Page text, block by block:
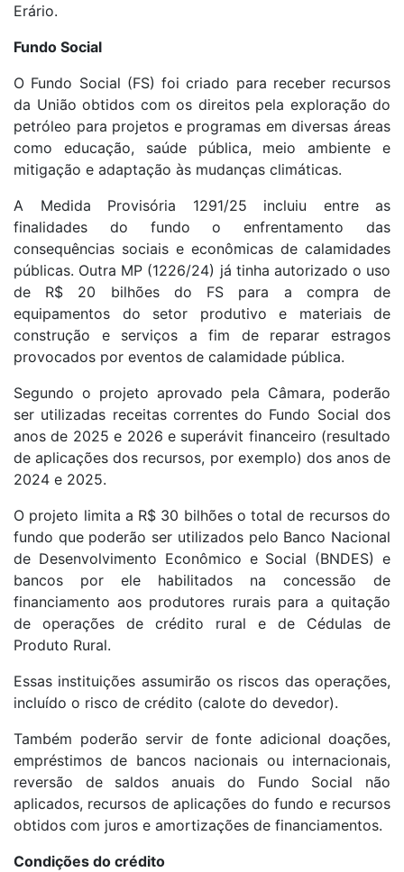
Erário.
Fundo Social
O Fundo Social (FS) foi criado para receber recursos
da União obtidos com os direitos pela exploração do
petróleo para projetos e programas em diversas áreas
como educação, saúde pública, meio ambiente e
mitigação e adaptação às mudanças climáticas.
A Medida Provisória 1291/25 incluiu entre as
finalidades do fundo o enfrentamento das
consequências sociais e econômicas de calamidades
públicas. Outra MP (1226/24) já tinha autorizado o uso
de R$ 20 bilhões do FS para a compra de
equipamentos do setor produtivo e materiais de
construção e serviços a fim de reparar estragos
provocados por eventos de calamidade pública.
Segundo o projeto aprovado pela Câmara, poderão
ser utilizadas receitas correntes do Fundo Social dos
anos de 2025 e 2026 e superávit financeiro (resultado
de aplicações dos recursos, por exemplo) dos anos de
2024 e 2025.
O projeto limita a R$ 30 bilhões o total de recursos do
fundo que poderão ser utilizados pelo Banco Nacional
de Desenvolvimento Econômico e Social (BNDES) e
bancos por ele habilitados na concessão de
financiamento aos produtores rurais para a quitação
de operações de crédito rural e de Cédulas de
Produto Rural.
Essas instituições assumirão os riscos das operações,
incluído o risco de crédito (calote do devedor).
Também poderão servir de fonte adicional doações,
empréstimos de bancos nacionais ou internacionais,
reversão de saldos anuais do Fundo Social não
aplicados, recursos de aplicações do fundo e recursos
obtidos com juros e amortizações de financiamentos.
Condições do crédito